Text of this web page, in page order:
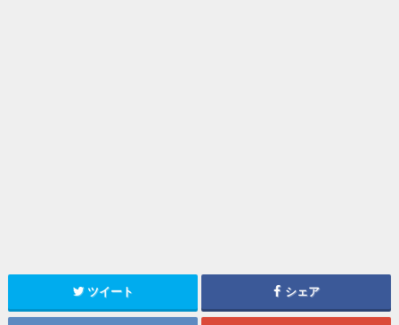
ツイート シェア